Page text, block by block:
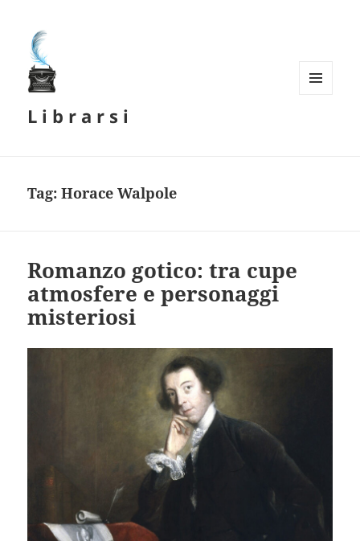
L i b r a r s i
Tag:Horace Walpole
Romanzo gotico: tra cupe
atmosfere e personaggi
misteriosi